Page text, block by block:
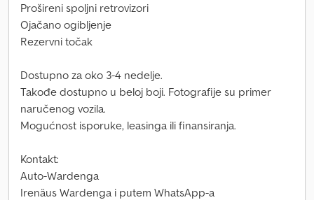
Prošireni spoljni retrovizori
Ojačano ogibljenje
Rezervni točak
Dostupno za oko 3-4 nedelje.
Takođe dostupno u beloj boji. Fotografije su primer
naručenog vozila.
Mogućnost isporuke, leasinga ili finansiranja.
Kontakt:
Auto-Wardenga
Irenäus Wardenga i putem WhatsApp-a